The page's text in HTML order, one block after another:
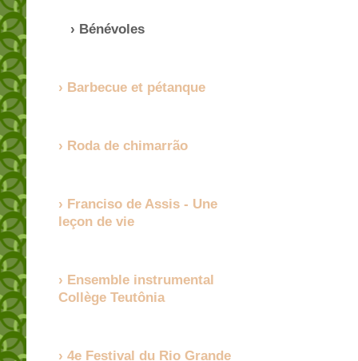
Bénévoles
Barbecue et pétanque
Roda de chimarrão
Franciso de Assis - Une
leçon de vie
Ensemble instrumental
Collège Teutônia
4e Festival du Rio Grande